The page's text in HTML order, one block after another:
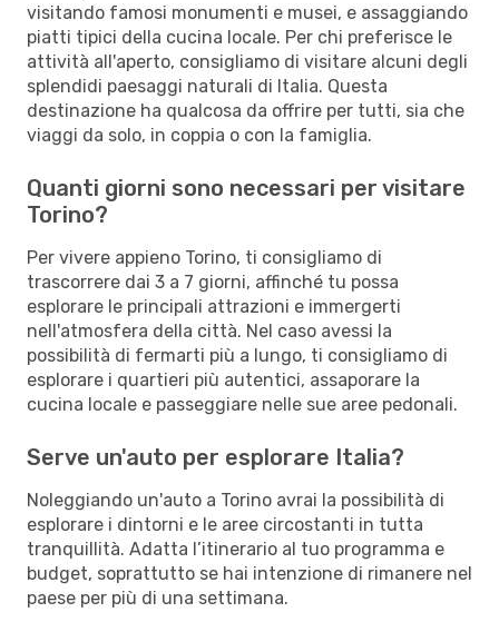
visitando famosi monumenti e musei, e assaggiando
piatti tipici della cucina locale. Per chi preferisce le
attività all'aperto, consigliamo di visitare alcuni degli
splendidi paesaggi naturali di Italia. Questa
destinazione ha qualcosa da offrire per tutti, sia che
viaggi da solo, in coppia o con la famiglia.
Quanti giorni sono necessari per visitare
Torino?
Per vivere appieno Torino, ti consigliamo di
trascorrere dai 3 a 7 giorni, affinché tu possa
esplorare le principali attrazioni e immergerti
nell'atmosfera della città. Nel caso avessi la
possibilità di fermarti più a lungo, ti consigliamo di
esplorare i quartieri più autentici, assaporare la
cucina locale e passeggiare nelle sue aree pedonali.
Serve un'auto per esplorare Italia?
Noleggiando un'auto a Torino avrai la possibilità di
esplorare i dintorni e le aree circostanti in tutta
tranquillità. Adatta l’itinerario al tuo programma e
budget, soprattutto se hai intenzione di rimanere nel
paese per più di una settimana.